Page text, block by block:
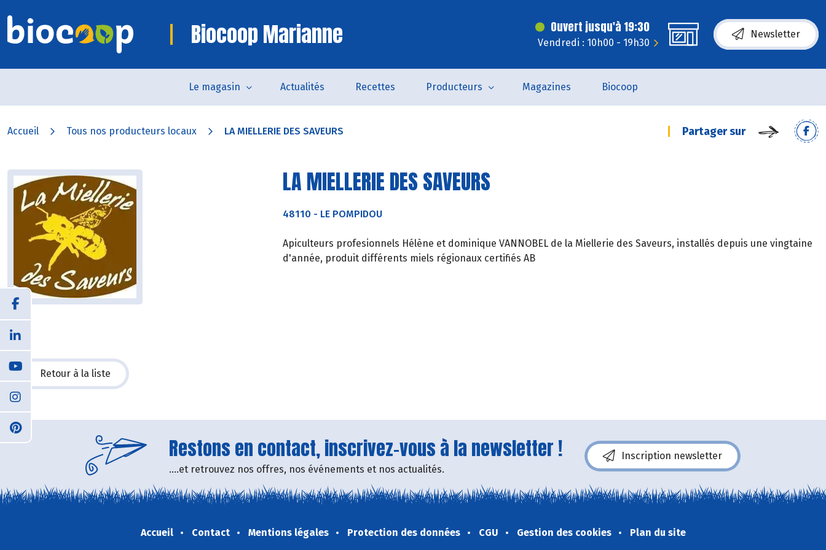
Biocoop Marianne Ouvert jusqu'à 19:30
Vendredi : 10h00 - 19h30
Newsletter
Le magasin Actualités Recettes Producteurs Magazines Biocoop
Accueil Tous nos producteurs locaux LA MIELLERIE DES SAVEURS Partager sur
LA MIELLERIE DES SAVEURS
48110 - LE POMPIDOU
Apiculteurs profesionnels Hélène et dominique VANNOBEL de la Miellerie des Saveurs, installés depuis une vingtaine
d'année, produit différents miels régionaux certifiés AB
Retour à la liste
Restons en contact, inscrivez-vous à la newsletter !
....et retrouvez nos offres, nos événements et nos actualités.
Inscription newsletter
Accueil Contact Mentions légales Protection des données CGU Gestion des cookies Plan du site